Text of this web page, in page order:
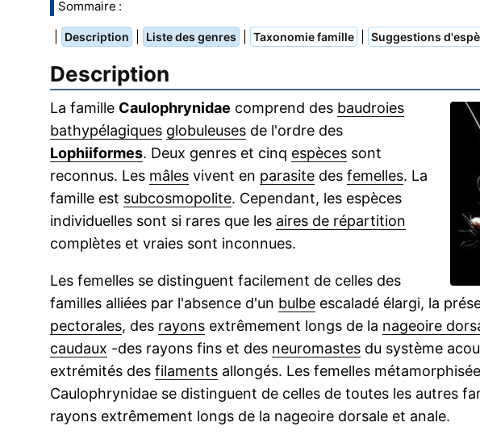
Sommaire :
Description Liste des genres Taxonomie famille Suggestions
Description
La famille Caulophrynidae comprend des baudroies
bathypélagiques globuleuses de l'ordre des
Lophiiformes. Deux genres et cinq espèces sont
reconnus. Les mâles vivent en parasite des femelles. La
famille est subcosmopolite. Cependant, les espèces
individuelles sont si rares que les aires de répartition
complètes et vraies sont inconnues.
Les femelles se distinguent facilement de celles des
familles alliées par l'absence d'un bulbe escaladé élargi, la
pectorales, des rayons extrêmement longs de la nageoire
caudaux -des rayons fins et des neuromastes du système
extrémités des filaments allongés. Les femelles
Caulophrynidae se distinguent de celles de toutes les autres
rayons extrêmement longs de la nageoire dorsale et anale.